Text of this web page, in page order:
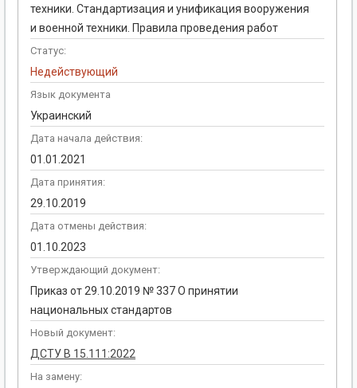
техники. Стандартизация и унификация вооружения
и военной техники. Правила проведения работ
Статус:
Недействующий
Язык документа
Украинский
Дата начала действия:
01.01.2021
Дата принятия:
29.10.2019
Дата отмены действия:
01.10.2023
Утверждающий документ:
Приказ от 29.10.2019 № 337 О принятии
национальных стандартов
Новый документ:
ДСТУ В 15.111:2022
На замену: